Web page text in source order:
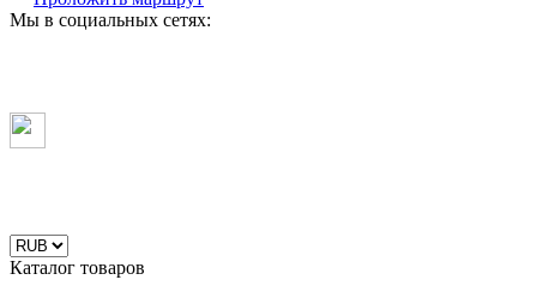
Мы в социальных сетях:
Каталог товаров